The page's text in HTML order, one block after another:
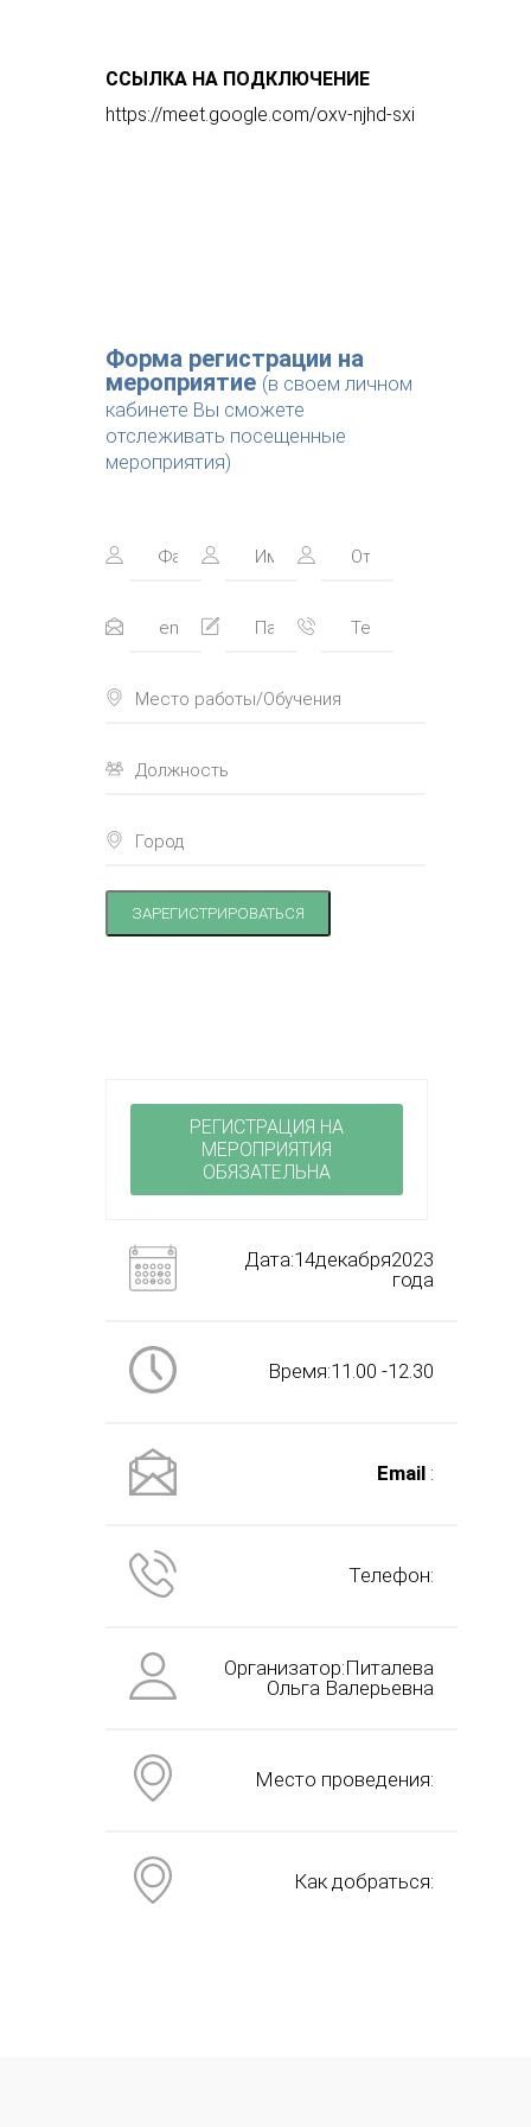
ССЫЛКА НА ПОДКЛЮЧЕНИЕ
https://meet.google.com/oxv-njhd-sxi
Форма регистрации на
мероприятие (в своем личном
кабинете Вы сможете
отслеживать посещенные
мероприятия)
ЗАРЕГИСТРИРОВАТЬСЯ
РЕГИСТРАЦИЯ НА
МЕРОПРИЯТИЯ
ОБЯЗАТЕЛЬНА
Дата:14декабря2023
года
Время:11.00 -12.30
Email :
Телефон:
Организатор:Питалева
Ольга Валерьевна
Место проведения:
Как добраться: